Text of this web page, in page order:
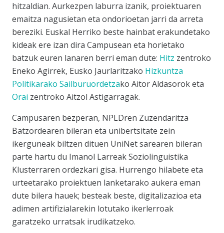
hitzaldian. Aurkezpen laburra izanik, proiektuaren
emaitza nagusietan eta ondorioetan jarri da arreta
bereziki. Euskal Herriko beste hainbat erakundetako
kideak ere izan dira Campusean eta horietako
batzuk euren lanaren berri eman dute: Hitz zentroko
Eneko Agirrek, Eusko Jaurlaritzako Hizkuntza
Politikarako Sailburuordetzako Aitor Aldasorok eta
Orai zentroko Aitzol Astigarragak.
Campusaren bezperan, NPLDren Zuzendaritza
Batzordearen bileran eta unibertsitate zein
ikerguneak biltzen dituen UniNet sarearen bileran
parte hartu du Imanol Larreak Soziolinguistika
Klusterraren ordezkari gisa. Hurrengo hilabete eta
urteetarako proiektuen lanketarako aukera eman
dute bilera hauek; besteak beste, digitalizazioa eta
adimen artifizialarekin lotutako ikerlerroak
garatzeko urratsak irudikatzeko.